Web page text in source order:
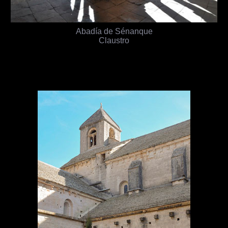
Abadía de Sénanque
Claustro